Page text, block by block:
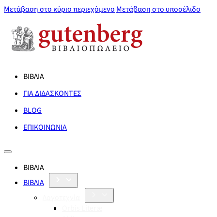
Μετάβαση στο κύριο περιεχόμενο Μετάβαση στο υποσέλιδο
ΒΙΒΛΙΑ
ΓΙΑ ΔΙΔΑΣΚΟΝΤΕΣ
BLOG
ΕΠΙΚΟΙΝΩΝΙΑ
ΒΙΒΛΙΑ
ΒΙΒΛΙΑ